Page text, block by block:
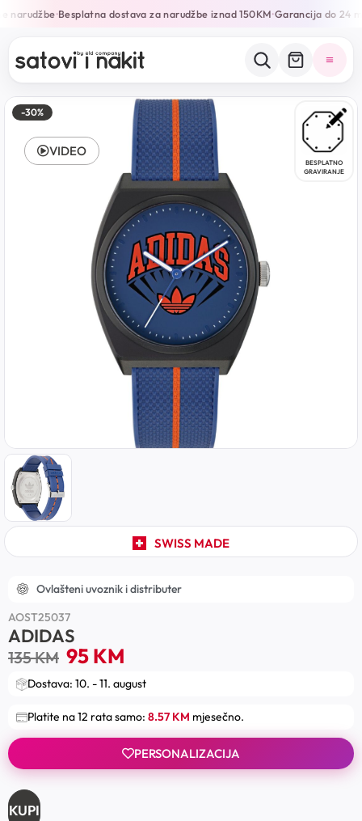
narudžbe•Besplatna dostava za narudžbe iznad 150KM•Garancija do 24
-30%
BESPLATNO
GRAVIRANJE
SWISS MADE
VIDEO
Ovlašteni uvoznik i distributer
AOST25037
ADIDAS
135KM 95KM
Dostava: 10. - 11. august
Platite na 12 rata samo: 8.57 KM mjesečno.
PERSONALIZACIJA
KUPI